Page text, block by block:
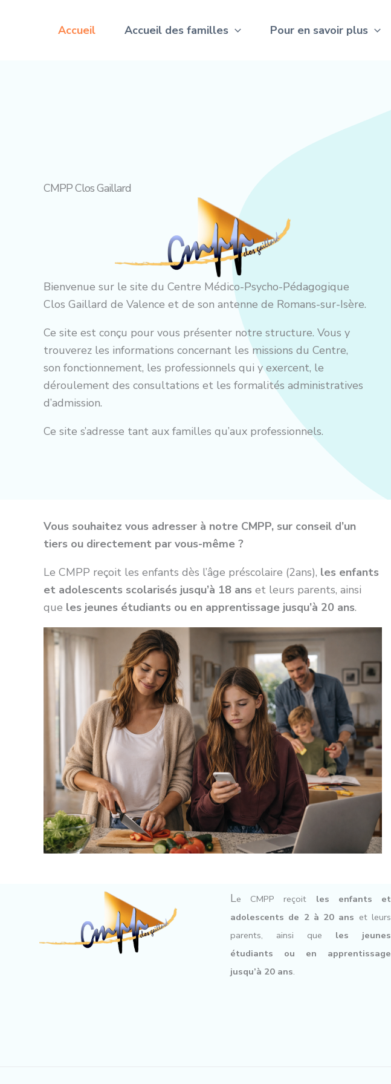
Accueil Accueil des familles Pour en savoir plus
CMPP Clos Gaillard
Bienvenue sur le site du Centre Médico-Psycho-Pédagogique
Clos Gaillard de Valence et de son antenne de Romans-sur-Isère.
Ce site est conçu pour vous présenter notre structure. Vous y
trouverez les informations concernant les missions du Centre,
son fonctionnement, les professionnels qui y exercent, le
déroulement des consultations et les formalités administratives
d’admission.
Ce site s’adresse tant aux familles qu’aux professionnels.
Vous souhaitez vous adresser à notre CMPP, sur conseil d’un
tiers ou directement par vous-même ?
Le CMPP reçoit les enfants dès l’âge préscolaire (2ans), les enfants
et adolescents scolarisés jusqu’à 18 ans et leurs parents, ainsi
que les jeunes étudiants ou en apprentissage jusqu’à 20 ans.
Le CMPP reçoit les enfants et
adolescents de 2 à 20 ans et leurs
parents, ainsi que les jeunes
étudiants ou en apprentissage
jusqu’à 20 ans.